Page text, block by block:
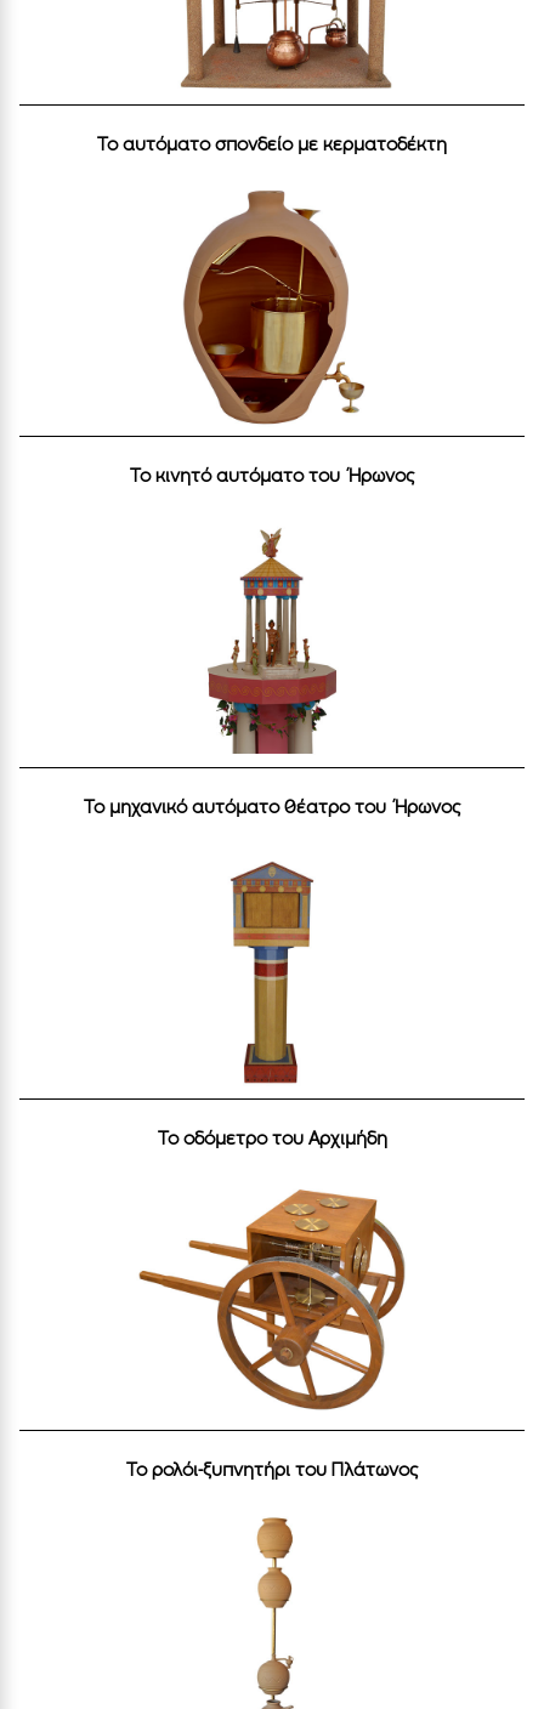
Το αυτόματο σπονδείο με κερματοδέκτη
Το κινητό αυτόματο του Ήρωνος
Το μηχανικό αυτόματο θέατρο του Ήρωνος
Το οδόμετρο του Αρχιμήδη
Το ρολόι-ξυπνητήρι του Πλάτωνος